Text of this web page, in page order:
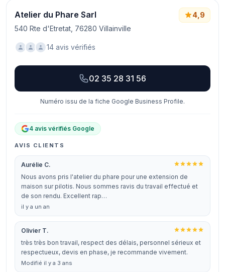
Atelier du Phare Sarl
540 Rte d'Etretat, 76280 Villainville
4,9
14 avis vérifiés
02 35 28 31 56
Numéro issu de la fiche Google Business Profile.
4 avis vérifiés Google
AVIS CLIENTS
Aurélie C.
Nous avons pris l'atelier du phare pour une extension de
maison sur pilotis. Nous sommes ravis du travail effectué et
de son rendu. Excellent rap…
il y a un an
Olivier T.
très très bon travail, respect des délais, personnel sérieux et
respectueux, devis en phase, je recommande vivement.
Modifié il y a 3 ans